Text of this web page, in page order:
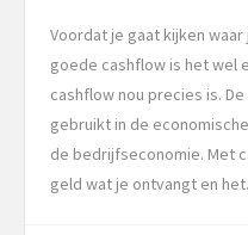
Voordat je gaat kijken
goede cashflow is het wel
cashflow nou precies is.
gebruikt in de
de bedrijfseconomie. Met
geld wat je ontvangt en